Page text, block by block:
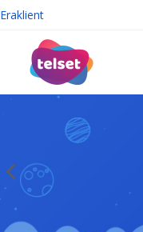
Eraklient